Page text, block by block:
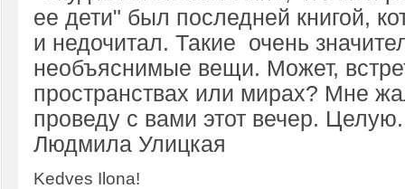
ее дети" был последней книгой,
и недочитал. Такие очень
необъяснимые вещи. Может,
пространствах или мирах? Мне
проведу с вами этот вечер.
Людмила Улицкая
Kedves Ilona!